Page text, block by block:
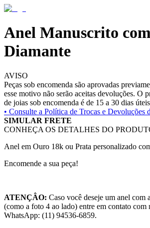
Anel Manuscrito
Diamante
AVISO
Peças sob encomenda são aprovadas
esse motivo não serão aceitas devoluções. O
de joias sob encomenda é de 15 a 30 dias
• Consulte a Política de Trocas e Devoluções
SIMULAR FRETE
CONHEÇA OS DETALHES DO
Anel em Ouro 18k ou Prata personalizado
Encomende a sua peça!
ATENÇÂO: Caso você deseje um anel com
(como a foto 4 ao lado) entre em contato com
WhatsApp: (11) 94536-6859.